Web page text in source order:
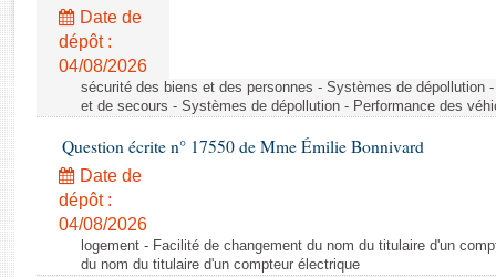
Rapports législatifs
Rapports sur l'application des lois
Baromètre de l’application des lois
Dossiers législatifs
Budget et sécurité sociale
Questions écrites et orales
Comptes rendus des débats
Date de
dépôt :
04/08/2026
sécurité des biens et des personnes - Systèmes de dépollution
et de secours - Systèmes de dépollution - Performance des
Question écrite n° 17550 de Mme Émilie Bonnivard
Date de
dépôt :
04/08/2026
logement - Facilité de changement du nom du titulaire d'un
du nom du titulaire d'un compteur électrique